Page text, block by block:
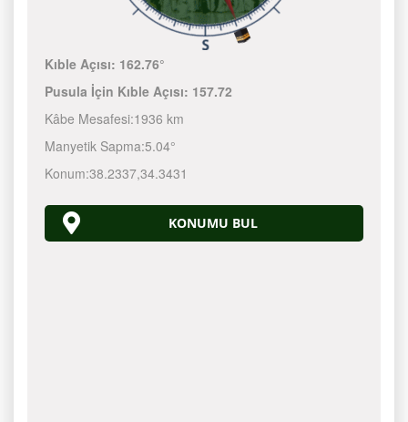
Kıble Açısı: 162.76°
Pusula İçin Kıble Açısı: 157.72
Kâbe Mesafesi:1936 km
Manyetik Sapma:5.04°
Konum:38.2337,34.3431
KONUMU BUL